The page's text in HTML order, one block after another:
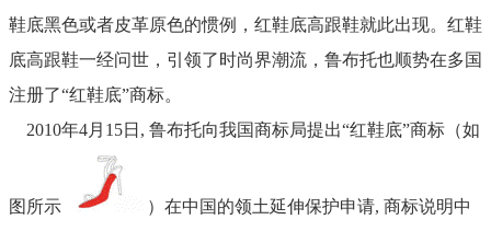
鞋底黑色或者皮革原色的惯例，红鞋底高跟鞋就此出现。红鞋
底高跟鞋一经问世，引领了时尚界潮流，鲁布托也顺势在多国
注册了“红鞋底”商标。
2010年4月15日, 鲁布托向我国商标局提出“红鞋底”商标（如
图所示 ）在中国的领土延伸保护申请, 商标说明中